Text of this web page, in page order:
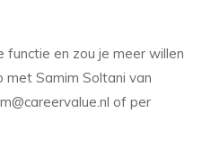
functie en zou je meer willen
Samim Soltani van
of per